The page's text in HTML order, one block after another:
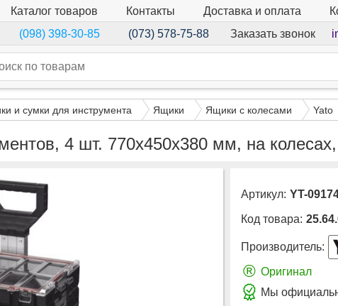
Каталог товаров Контакты Доставка и оплата
(098) 398-30-85 (073) 578-75-88 Заказать звонок
и сумки для инструмента Ящики Ящики с колесами Yato
4 шт. 770х450х380 мм, на
Артикул: YT-
Код товара:
Производитель:
® Оригинал
Мы